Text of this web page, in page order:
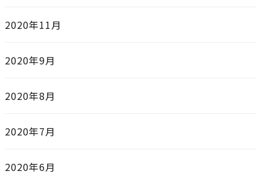
2020年11月
2020年9月
2020年8月
2020年7月
2020年6月